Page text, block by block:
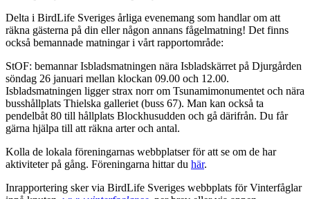
Delta i BirdLife Sveriges årliga evenemang som handlar om att
räkna gästerna på din eller någon annans fågelmatning! Det finns
också bemannade matningar i vårt rapportområde:
StOF: bemannar Isbladsmatningen nära Isbladskärret på Djurgården
söndag 26 januari mellan klockan 09.00 och 12.00.
Isbladsmatningen ligger strax norr om Tsunamimonumentet och nära
busshållplats Thielska galleriet (buss 67). Man kan också ta
pendelbåt 80 till hållplats Blockhusudden och gå därifrån. Du får
gärna hjälpa till att räkna arter och antal.
Kolla de lokala föreningarnas webbplatser för att se om de har
aktiviteter på gång. Föreningarna hittar du här.
Inrapportering sker via BirdLife Sveriges webbplats för Vinterfåglar